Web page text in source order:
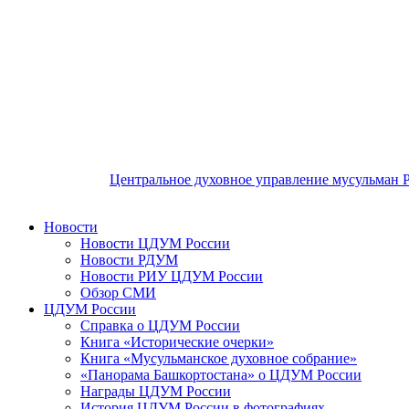
Центральное духовное управление мусульман
Новости
Новости ЦДУМ России
Новости РДУМ
Новости РИУ ЦДУМ России
Обзор СМИ
ЦДУМ России
Справка о ЦДУМ России
Книга «Исторические очерки»
Книга «Мусульманское духовное собрание»
«Панорама Башкортостана» о ЦДУМ России
Награды ЦДУМ России